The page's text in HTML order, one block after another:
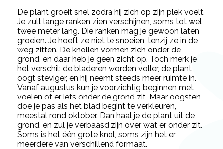
De plant groeit snel zodra hij zich op zijn plek voelt.
Je zult lange ranken zien verschijnen, soms tot wel
twee meter lang. Die ranken mag je gewoon laten
groeien. Je hoeft ze niet te snoeien, tenzij ze in de
weg zitten. De knollen vormen zich onder de
grond, en daar heb je geen zicht op. Toch merk je
het verschil: de bladeren worden voller, de plant
oogt steviger, en hij neemt steeds meer ruimte in.
Vanaf augustus kun je voorzichtig beginnen met
voelen of er iets onder de grond zit. Maar oogsten
doe je pas als het blad begint te verkleuren,
meestal rond oktober. Dan haal je de plant uit de
grond, en zul je verbaasd zijn over wat er onder zit.
Soms is het één grote knol, soms zijn het er
meerdere van verschillend formaat.